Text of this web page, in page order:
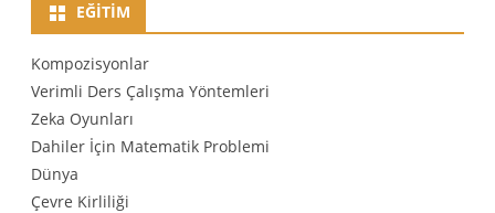
EĞITIM
Kompozisyonlar
Verimli Ders Çalışma Yöntemleri
Zeka Oyunları
Dahiler İçin Matematik Problemi
Dünya
Çevre Kirliliği